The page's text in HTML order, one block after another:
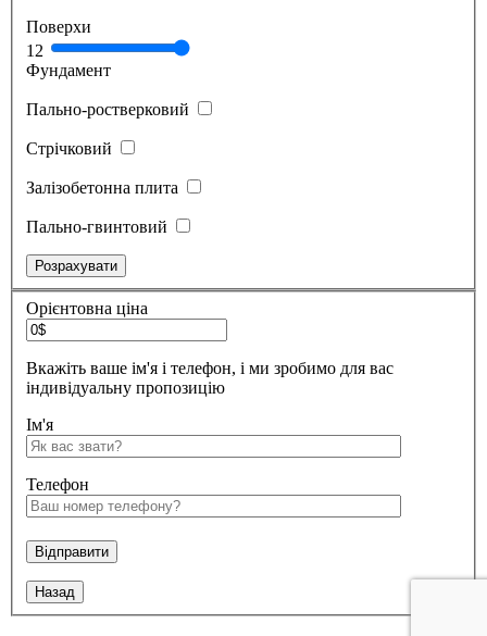
Поверхи
1 2
Фундамент
Пально-ростверковий
Стрічковий
Залізобетонна плита
Пально-гвинтовий
Орієнтовна ціна
Вкажіть ваше ім'я і телефон, і ми зробимо для вас
індивідуальну пропозицію
Ім'я
Телефон